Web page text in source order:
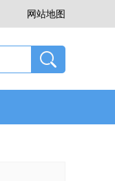
网站地图